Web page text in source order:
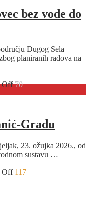
bez
vode
puknuća
vodovodne
trase
bez vode do
Dugog Sela
planiranih radova na
Offon
Obavijest:
Tedrovec
bez
do
14
70
Gradu
23. ožujka 2026., od
sustavu …
Offon
117